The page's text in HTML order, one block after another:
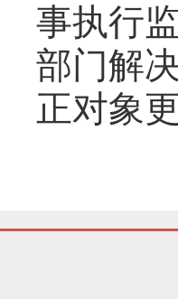
事执行
部门解
正对象